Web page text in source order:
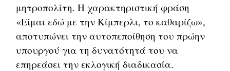
μητροπολίτη. Η χαρακτηριστική φράση
«Είμαι εδώ με την Κίμπερλι, το καθαρίζω»,
αποτυπώνει την αυτοπεποίθηση του πρώην
υπουργού για τη δυνατότητά του να
επηρεάσει την εκλογική διαδικασία.